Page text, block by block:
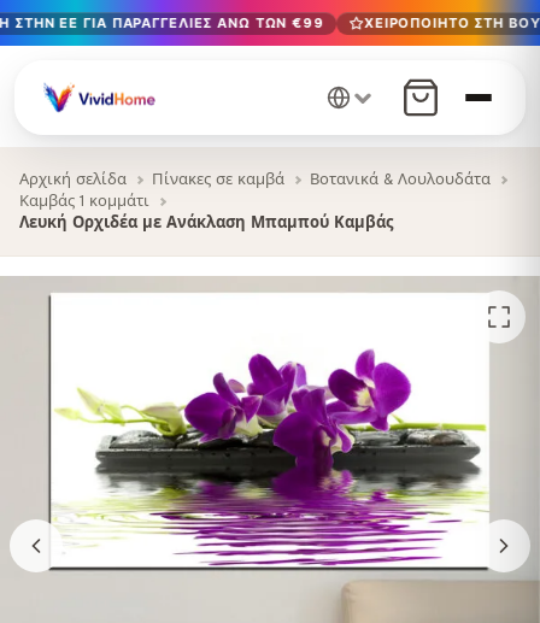
Δωρεάν παράδοση στην ΕΕ για παραγγελίες άνω των €99
Χειροποίητο στη Βουλγαρία · Παράδοση σε 1-7 ημέρες σε
12+ χρόνια χειροτεχνίας · Μόνο υλικά υψηλής ποιότητας
ΣΤΗΝ ΕΕ ΓΙΑ ΠΑΡΑΓΓΕΛΊΕΣ ΆΝΩ ΤΩΝ €99 ΧΕΙΡΟΠΟΊΗΤΟ ΣΤΗ
Αρχική σελίδα Πίνακες σε καμβά
Βοτανικά & Λουλουδάτα
Καμβάς 1 κομμάτι
Λευκή Ορχιδέα με Ανάκλαση Μπαμπού Καμβάς